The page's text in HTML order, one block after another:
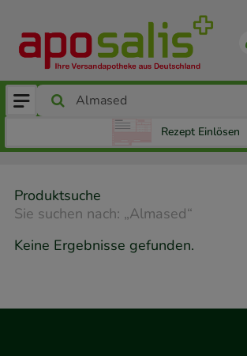
Rezept Einlösen
Produktsuche
Sie suchen nach: „Almased“
Keine Ergebnisse gefunden.